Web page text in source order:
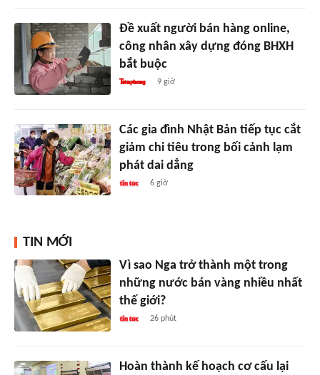
Đề xuất người bán hàng online,
công nhân xây dựng đóng BHXH
bắt buộc
9 giờ
Các gia đình Nhật Bản tiếp tục cắt
giảm chi tiêu trong bối cảnh lạm
phát dai dẳng
6 giờ
TIN MỚI
Vì sao Nga trở thành một trong
những nước bán vàng nhiều nhất
thế giới?
26 phút
Hoàn thành kế hoạch cơ cấu lại